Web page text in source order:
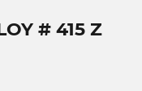
# 415 Z